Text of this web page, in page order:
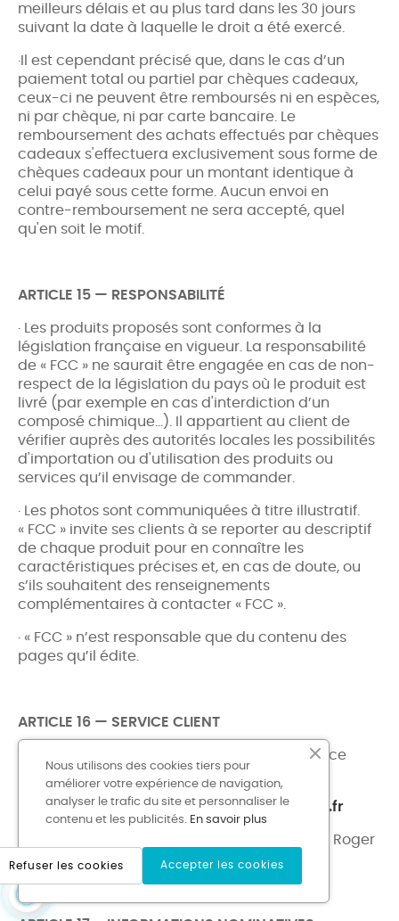
meilleurs délais et au plus tard dans les 30 jours
suivant la date à laquelle le droit a été exercé.
·Il est cependant précisé que, dans le cas d’un
paiement total ou partiel par chèques cadeaux,
ceux-ci ne peuvent être remboursés ni en espèces,
ni par chèque, ni par carte bancaire. Le
remboursement des achats effectués par chèques
cadeaux s'effectuera exclusivement sous forme de
chèques cadeaux pour un montant identique à
celui payé sous cette forme. Aucun envoi en
contre-remboursement ne sera accepté, quel
qu'en soit le motif.
ARTICLE 15 — RESPONSABILITÉ
· Les produits proposés sont conformes à la
législation française en vigueur. La responsabilité
de « FCC » ne saurait être engagée en cas de non-
respect de la législation du pays où le produit est
livré (par exemple en cas d'interdiction d’un
composé chimique...). Il appartient au client de
vérifier auprès des autorités locales les possibilités
d'importation ou d'utilisation des produits ou
services qu’il envisage de commander.
· Les photos sont communiquées à titre illustratif.
« FCC » invite ses clients à se reporter au descriptif
de chaque produit pour en connaître les
caractéristiques précises et, en cas de doute, ou
s’ils souhaitent des renseignements
complémentaires à contacter « FCC ».
· « FCC » n’est responsable que du contenu des
pages qu’il édite.
ARTICLE 16 — SERVICE CLIENT
· Pour toute information ou question, un service
client est accessible :
· Par email: contact@france-carton-creatif.fr
3 rue Roger
Lecotté 37210 Vernou-sur-Brenne
Nous utilisons des cookies tiers pour
améliorer votre expérience de navigation,
analyser le trafic du site et personnaliser le
contenu et les publicités. En savoir plus
Accepter les cookies
Refuser les cookies